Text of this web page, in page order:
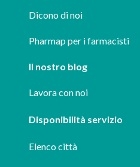
Dicono di noi
Pharmap per i farmacisti
Il nostro blog
Lavora con noi
Disponibilità servizio
Elenco città